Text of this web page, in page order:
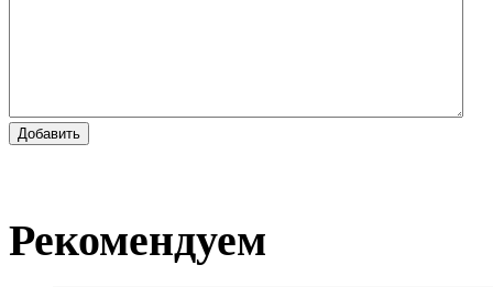
Добавить
Рекомендуем